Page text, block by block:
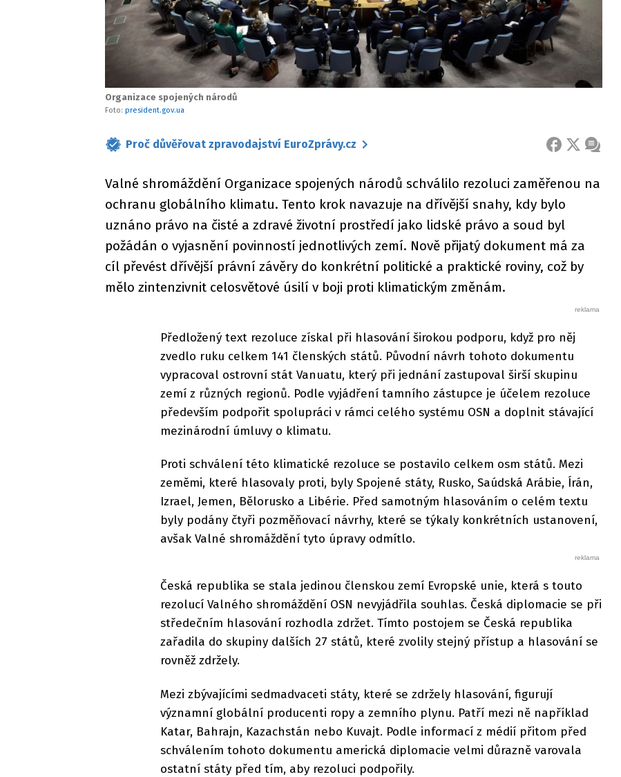
Organizace spojených národů
Foto: president.gov.ua
Proč důvěřovat zpravodajství EuroZprávy.cz FACEBOOK
X ZPRÁVA
Valné shromáždění Organizace spojených národů schválilo rezoluci zaměřenou na
ochranu globálního klimatu. Tento krok navazuje na dřívější snahy, kdy bylo
uznáno právo na čisté a zdravé životní prostředí jako lidské právo a soud byl
požádán o vyjasnění povinností jednotlivých zemí. Nově přijatý dokument má za
cíl převést dřívější právní závěry do konkrétní politické a praktické roviny, což by
mělo zintenzivnit celosvětové úsilí v boji proti klimatickým změnám.
Předložený text rezoluce získal při hlasování širokou podporu, když pro něj
zvedlo ruku celkem 141 členských států. Původní návrh tohoto dokumentu
vypracoval ostrovní stát Vanuatu, který při jednání zastupoval širší skupinu
zemí z různých regionů. Podle vyjádření tamního zástupce je účelem rezoluce
především podpořit spolupráci v rámci celého systému OSN a doplnit stávající
mezinárodní úmluvy o klimatu.
Proti schválení této klimatické rezoluce se postavilo celkem osm států. Mezi
zeměmi, které hlasovaly proti, byly Spojené státy, Rusko, Saúdská Arábie, Írán,
Izrael, Jemen, Bělorusko a Libérie. Před samotným hlasováním o celém textu
byly podány čtyři pozměňovací návrhy, které se týkaly konkrétních ustanovení,
avšak Valné shromáždění tyto úpravy odmítlo.
Česká republika se stala jedinou členskou zemí Evropské unie, která s touto
rezolucí Valného shromáždění OSN nevyjádřila souhlas. Česká diplomacie se při
středečním hlasování rozhodla zdržet. Tímto postojem se Česká republika
zařadila do skupiny dalších 27 států, které zvolily stejný přístup a hlasování se
rovněž zdržely.
Mezi zbývajícími sedmadvaceti státy, které se zdržely hlasování, figurují
významní globální producenti ropy a zemního plynu. Patří mezi ně například
Katar, Bahrajn, Kazachstán nebo Kuvajt. Podle informací z médií přitom před
schválením tohoto dokumentu americká diplomacie velmi důrazně varovala
ostatní státy před tím, aby rezoluci podpořily.